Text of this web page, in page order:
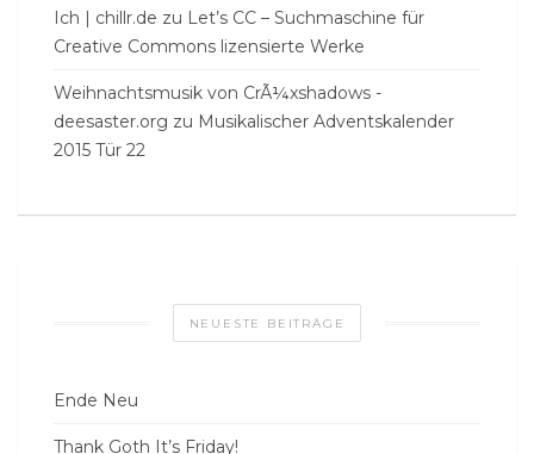
Ich | chillr.de zu Let’s CC – Suchmaschine für
Creative Commons lizensierte Werke
Weihnachtsmusik von CrÃ¼xshadows -
deesaster.org zu Musikalischer Adventskalender
2015 Tür 22
NEUESTE BEITRÄGE
Ende Neu
Thank Goth It’s Friday!